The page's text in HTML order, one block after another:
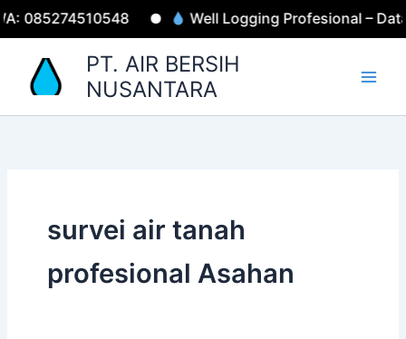
085274510548 Well Logging Profesional –
Lewati
PT. AIR BERSIH
NUSANTARA
survei air tanah
profesional Asahan